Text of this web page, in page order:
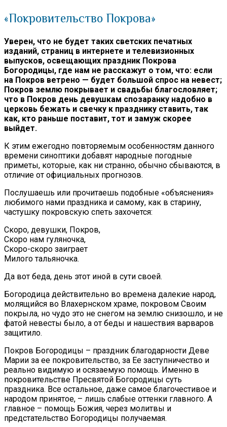
«Покровительство Покрова»
Уверен, что не будет таких светских печатных
изданий, страниц в интернете и телевизионных
выпусков, освещающих праздник Покрова
Богородицы, где нам не расскажут о том, что: если
на Покров ветрено — будет большой спрос на невест;
Покров землю покрывает и свадьбы благословляет;
что в Покров день девушкам спозаранку надобно в
церковь бежать и свечку к празднику ставить, так
как, кто раньше поставит, тот и замуж скорее
выйдет.
К этим ежегодно повторяемым особенностям данного
времени синоптики добавят народные погодные
приметы, которые, как ни странно, обычно сбываются, в
отличие от официальных прогнозов.
Послушаешь или прочитаешь подобные «объяснения»
любимого нами праздника и самому, как в старину,
частушку покровскую спеть захочется:
Скоро, девушки, Покров,
Скоро нам гуляночка,
Скоро-скоро заиграет
Милого тальяночка.
Да вот беда, день этот иной в сути своей.
Богородица действительно во времена далекие народ,
молящийся во Влахернском храме, покровом Своим
покрыла, но чудо это не снегом на землю снизошло, и не
фатой невесты было, а от беды и нашествия варваров
защитило.
Покров Богородицы – праздник благодарности Деве
Марии за ее покровительство, за Ее заступничество и
реально видимую и осязаемую помощь. Именно в
покровительстве Пресвятой Богородицы суть
праздника. Все остальное, даже самое благочестивое и
народом принятое, – лишь слабые оттенки главного. А
главное – помощь Божия, через молитвы и
предстательство Богородицы получаемая.